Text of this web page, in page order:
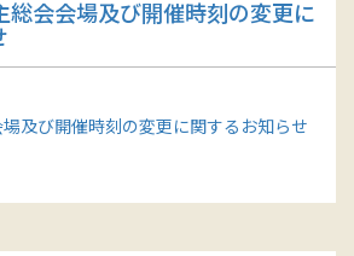
総会会場及び開催時刻の変更に
及び開催時刻の変更に関するお知らせ